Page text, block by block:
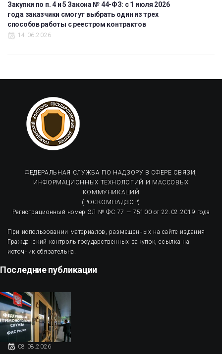
Закупки по п. 4 и 5 Закона № 44-ФЗ: с 1 июля 2026
года заказчики смогут выбрать один из трех
способов работы с реестром контрактов
14.06.2026
ФЕДЕРАЛЬНАЯ СЛУЖБА ПО НАДЗОРУ В СФЕРЕ СВЯЗИ,
ИНФОРМАЦИОННЫХ ТЕХНОЛОГИЙ И МАССОВЫХ
КОММУНИКАЦИЙ
(РОСКОМНАДЗОР)
Регистрационный номер ЭЛ № ФС 77 — 75100 от 22.02.2019 года
При использовании материалов, размещенных на сайте издания
Гражданский контроль государственных закупок, ссылка на
источник обязательна.
Последние публикации
08.08.2026